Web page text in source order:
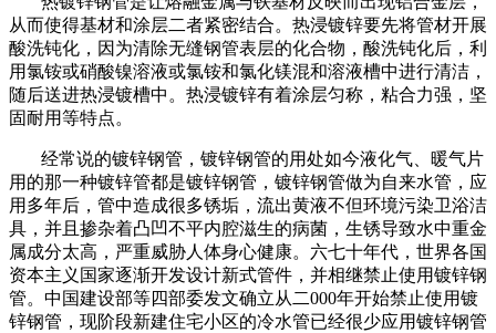
从而使得基材和涂层二者紧密结合。热浸镀锌要先将管材开展
酸洗钝化，因为清除无缝钢管表层的化合物，酸洗钝化后，利
用氯铵或硝酸镍溶液或氯铵和氯化镁混和溶液槽中进行清洁，
随后送进热浸镀槽中。热浸镀锌有着涂层匀称，粘合力强，坚
固耐用等特点。
经常说的镀锌钢管，镀锌钢管的用处如今液化气、暖气片
用的那一种镀锌管都是镀锌钢管，镀锌钢管做为自来水管，应
用多年后，管中造成很多锈垢，流出黄液不但环境污染卫浴洁
具，并且掺杂着凸凹不平内腔滋生的病菌，生锈导致水中重金
属成分太高，严重威胁人体身心健康。六七十年代，世界各国
资本主义国家逐渐开发设计新式管件，并相继禁止使用镀锌钢
管。中国建设部等四部委发文确立从二000年开始禁止使用镀
锌钢管，现阶段新建住宅小区的冷水管已经很少应用镀锌钢管